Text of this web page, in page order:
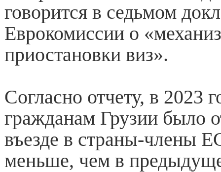
говорится в седьмом
Еврокомиссии о
приостановки виз».
Согласно отчету, в 2023
гражданам Грузии было
въезде в страны-члены
меньше, чем в